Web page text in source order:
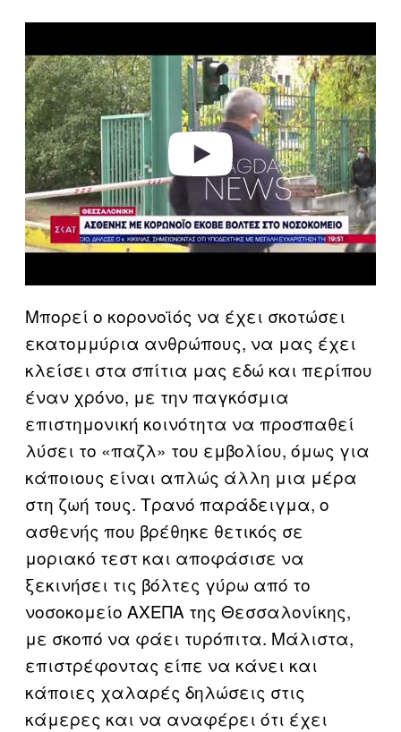
a
y
v
i
d
e
o
Μπορεί ο κορονοϊός να έχει σκοτώσει
εκατομμύρια ανθρώπους, να μας έχει
κλείσει στα σπίτια μας εδώ και περίπου
έναν χρόνο, με την παγκόσμια
επιστημονική κοινότητα να προσπαθεί
λύσει το «παζλ» του εμβολίου, όμως για
κάποιους είναι απλώς άλλη μια μέρα
στη ζωή τους. Τρανό παράδειγμα, ο
ασθενής που βρέθηκε θετικός σε
μοριακό τεστ και αποφάσισε να
ξεκινήσει τις βόλτες γύρω από το
νοσοκομείο ΑΧΕΠΑ της Θεσσαλονίκης,
με σκοπό να φάει τυρόπιτα. Μάλιστα,
επιστρέφοντας είπε να κάνει και
κάποιες χαλαρές δηλώσεις στις
κάμερες και να αναφέρει ότι έχει